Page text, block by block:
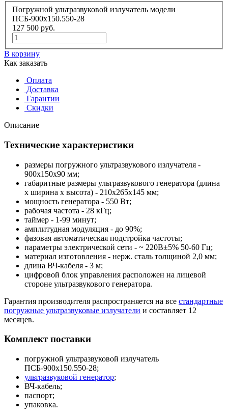
Погружной ультразвуковой излучатель модели
ПСБ-900х150.550-28
127 500 руб.
В корзину
Как заказать
Оплата
Доставка
Гарантии
Скидки
Описание
Технические характеристики
размеры погружного ультразвукового излучателя -
900х150х90 мм;
габаритные размеры ультразвукового генератора (длина
x ширина x высота) - 210x265x145 мм;
мощность генератора - 550 Вт;
рабочая частота - 28 кГц;
таймер - 1-99 минут;
амплитудная модуляция - до 90%;
фазовая автоматическая подстройка частоты;
параметры электрической сети - ~ 220В±5% 50-60 Гц;
материал изготовления - нерж. сталь толщиной 2,0 мм;
длина ВЧ-кабеля - 3 м;
цифровой блок управления расположен на лицевой
стороне ультразвукового генератора.
Гарантия производителя распространяется на все стандартные
погружные ультразвуковые излучатели и составляет 12
месяцев.
Комплект поставки
погружной ультразвуковой излучатель
ПСБ-900х150.550-28;
ультразвуковой генератор;
ВЧ-кабель;
паспорт;
упаковка.